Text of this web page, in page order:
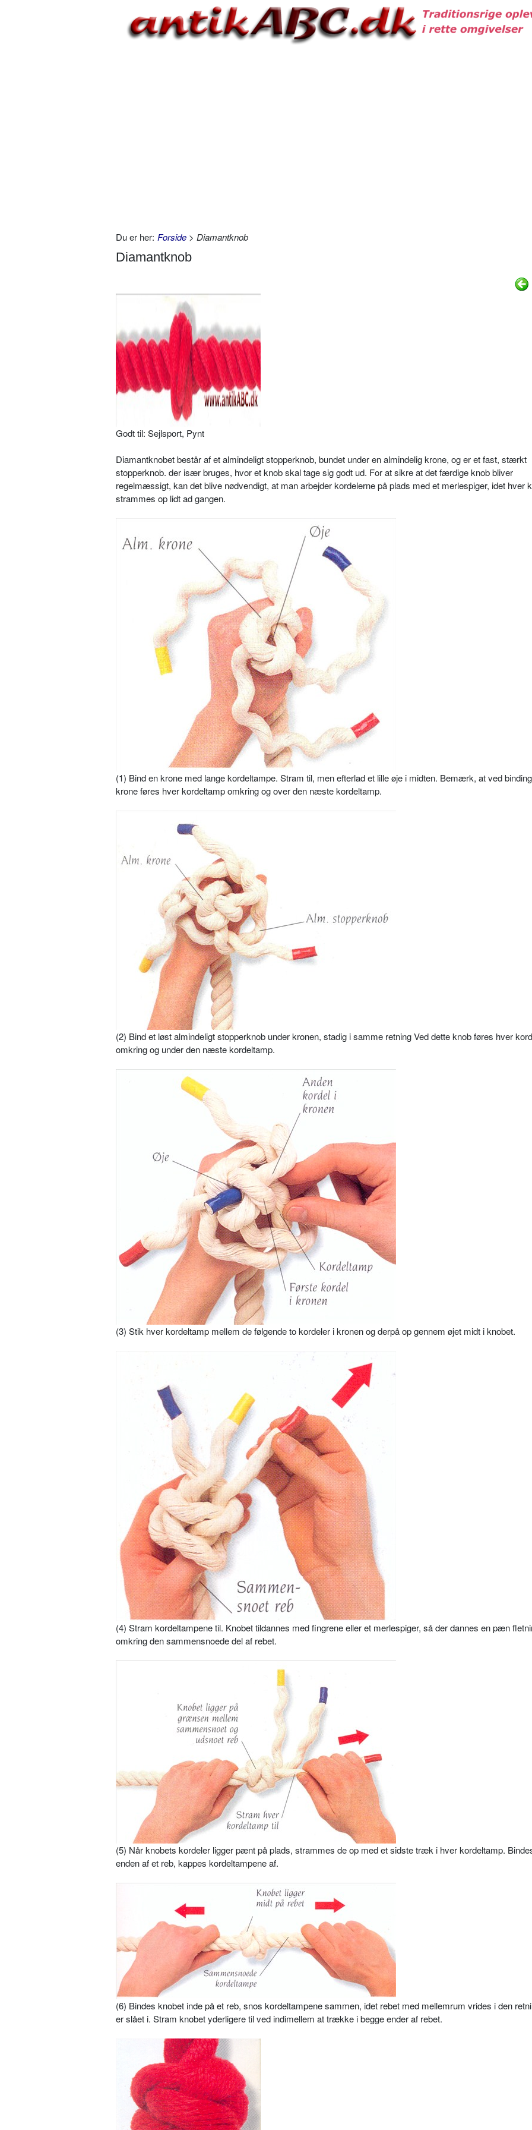
Du er her: Forside > Diamantknob
Diamantknob
Godt til: Sejlsport, Pynt
Diamantknobet består af et almindeligt stopperknob, bundet under en almindelig krone, og er et fast, stærkt
stopperknob. der især bruges, hvor et knob skal tage sig godt ud. For at sikre at det færdige knob bliver
regelmæssigt, kan det blive nødvendigt, at man arbejder kordelerne på plads med et merlespiger, idet hver
strammes op lidt ad gangen.
(1) Bind en krone med lange kordeltampe. Stram til, men efterlad et lille øje i midten. Bemærk, at ved
krone føres hver kordeltamp omkring og over den næste kordeltamp.
(2) Bind et løst almindeligt stopperknob under kronen, stadig i samme retning Ved dette knob føres hver
omkring og under den næste kordeltamp.
(3) Stik hver kordeltamp mellem de følgende to kordeler i kronen og derpå op gennem øjet midt i knobet.
(4) Stram kordeltampene til. Knobet tildannes med fingrene eller et merlespiger, så der dannes en pæn
omkring den sammensnoede del af rebet.
(5) Når knobets kordeler ligger pænt på plads, strammes de op med et sidste træk i hver kordeltamp.
enden af et reb, kappes kordeltampene af.
(6) Bindes knobet inde på et reb, snos kordeltampene sammen, idet rebet med mellemrum vrides i den
er slået i. Stram knobet yderligere til ved indimellem at trække i begge ender af rebet.